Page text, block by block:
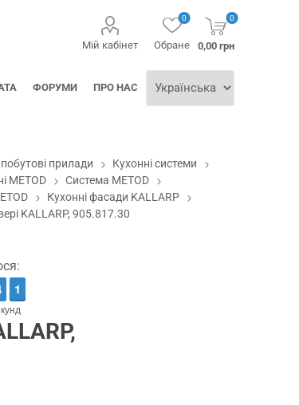
Мій кабінет Обране
0 0
0,00 грн
ФОРУМИ ПРО НАС
прилади
Кухонні системи
METOD
Система METOD
Кухонні фасади KALLARP
KALLARP, 905.817.30
1
0
0